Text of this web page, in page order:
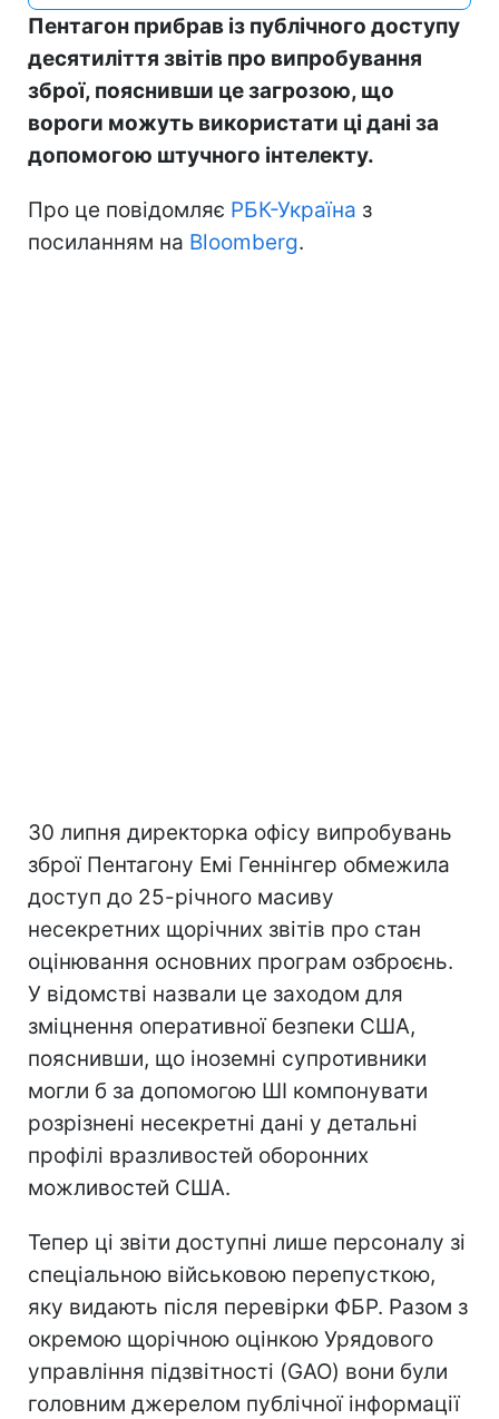
Пентагон прибрав із публічного доступу
десятиліття звітів про випробування
зброї, пояснивши це загрозою, що
вороги можуть використати ці дані за
допомогою штучного інтелекту.
Про це повідомляє РБК-Україна з
посиланням на Bloomberg.
30 липня директорка офісу випробувань
зброї Пентагону Емі Геннінгер обмежила
доступ до 25-річного масиву
несекретних щорічних звітів про стан
оцінювання основних програм озброєнь.
У відомстві назвали це заходом для
зміцнення оперативної безпеки США,
пояснивши, що іноземні супротивники
могли б за допомогою ШІ компонувати
розрізнені несекретні дані у детальні
профілі вразливостей оборонних
можливостей США.
Тепер ці звіти доступні лише персоналу зі
спеціальною військовою перепусткою,
яку видають після перевірки ФБР. Разом з
окремою щорічною оцінкою Урядового
управління підзвітності (GAO) вони були
головним джерелом публічної інформації